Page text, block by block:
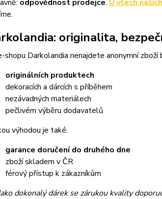
odpovědnost prodejce. U všech
originalita,
shopu Darkolandia nenajdete anonymní
originálních produktech
dekoracích a dárcích s příběhem
nezávadných materiálech
pečlivém výběru dodavatelů
výhodou je také:
garance doručení do druhého dne
zboží skladem v ČR
férový přístup k zákazníkům
dokonalý dárek se zárukou kvality